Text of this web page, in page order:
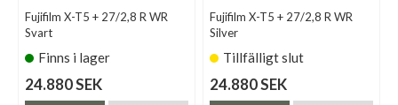
Fujifilm X-T5 + 27/2,8 R WR
Svart
Finns i lager
24.880 SEK
Fujifilm X-T5 + 27/2,8 R WR
Silver
Tillfälligt slut
24.880 SEK